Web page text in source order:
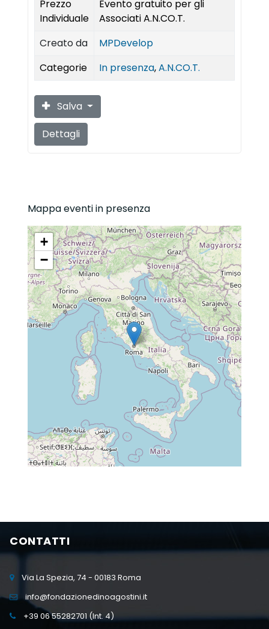
Prezzo
Individuale
Evento gratuito per gli
Associati A.N.CO.T.
Creato da
MPDevelop
Categorie
In presenza,A.N.CO.T.
Salva
Dettagli
Mappa eventi in presenza
+
−
CONTATTI
Via La Spezia, 74 - 00183 Roma
info@fondazionedinoagostini.it
+39 06 55282701 (Int. 4)